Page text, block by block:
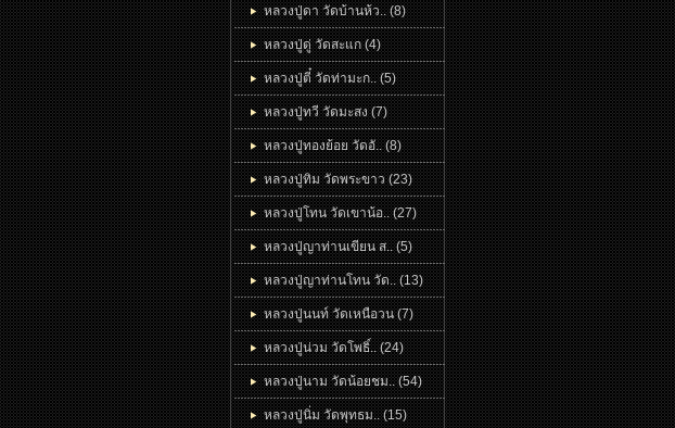
หลวงปู่ดา วัดบ้านห้ว.. (8)
หลวงปู่ดู่ วัดสะแก (4)
หลวงปู่ตี๋ วัดท่ามะก.. (5)
หลวงปู่ทวี วัดมะสง (7)
หลวงปู่ทองย้อย วัดอั.. (8)
หลวงปู่ทิม วัดพระขาว (23)
หลวงปู่โทน วัดเขาน้อ.. (27)
หลวงปู่ญาท่านเขียน ส.. (5)
หลวงปู่ญาท่านโทน วัด.. (13)
หลวงปู่นนท์ วัดเหนือวน (7)
หลวงปู่น่วม วัดโพธิ์.. (24)
หลวงปู่นาม วัดน้อยชม.. (54)
หลวงปู่นิ่ม วัดพุทธม.. (15)